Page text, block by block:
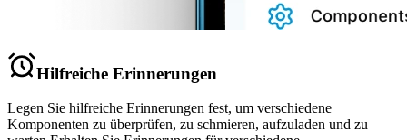
Hilfreiche Erinnerungen
Legen Sie hilfreiche Erinnerungen fest, um verschiedene
Komponenten zu überprüfen, zu schmieren, aufzuladen und zu